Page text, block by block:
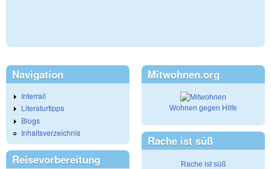
Navigation
Interrail
Literaturtipps
Blogs
Inhaltsverzeichnis
Reisevorbereitung
Mitwohnen.org
Wohnen gegen Hilfe
Rache ist süß
Rache ist süß